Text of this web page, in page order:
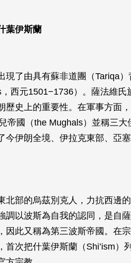
葉伊斯蘭
現了由具有蘇非道團（Tariqa
西元1501−1736）。薩法維
歷史上的重要性。在軍事方面
帝國（the Mughals）並稱三
今伊朗全境、伊拉克東部、亞
北部的烏茲別克人，力抗西邊
調以波斯為自我的認同，是自
因此又稱為第三波斯帝國。在
首次把什葉伊斯蘭（Shi’ism）